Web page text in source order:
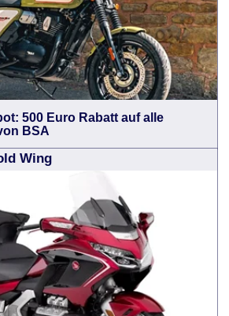
500 Euro Rabatt auf alle
BSA
Wing